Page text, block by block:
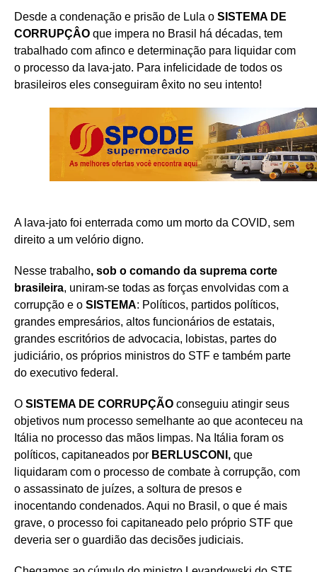
Desde a condenação e prisão de Lula o SISTEMA DE
CORRUPÇÂO que impera no Brasil há décadas, tem
trabalhado com afinco e determinação para liquidar com
o processo da lava-jato. Para infelicidade de todos os
brasileiros eles conseguiram êxito no seu intento!
A lava-jato foi enterrada como um morto da COVID, sem
direito a um velório digno.
Nesse trabalho, sob o comando da suprema corte
brasileira, uniram-se todas as forças envolvidas com a
corrupção e o SISTEMA: Políticos, partidos políticos,
grandes empresários, altos funcionários de estatais,
grandes escritórios de advocacia, lobistas, partes do
judiciário, os próprios ministros do STF e também parte
do executivo federal.
O SISTEMA DE CORRUPÇÃO conseguiu atingir seus
objetivos num processo semelhante ao que aconteceu na
Itália no processo das mãos limpas. Na Itália foram os
políticos, capitaneados por BERLUSCONI, que
liquidaram com o processo de combate à corrupção, com
o assassinato de juízes, a soltura de presos e
inocentando condenados. Aqui no Brasil, o que é mais
grave, o processo foi capitaneado pelo próprio STF que
deveria ser o guardião das decisões judiciais.